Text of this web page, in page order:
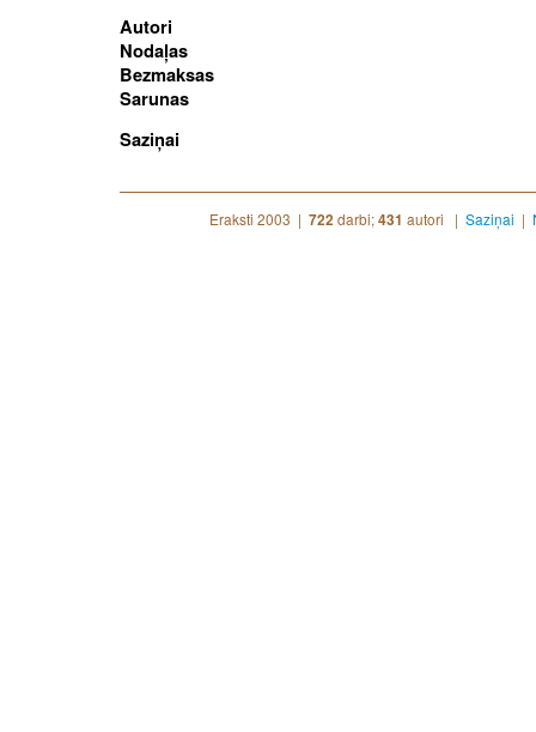
Autori
Nodaļas
Bezmaksas
Sarunas
Saziņai
Eraksti 2003 | 722 darbi;431 autori | Saziņai |